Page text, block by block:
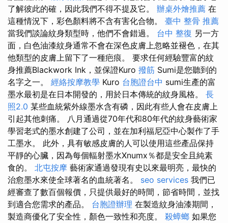
了解彼此的確，因此我們不得不提及它。 辦桌外燴推薦 在
這種情況下，彩色顏料將不含有害化合物。 臺中 整骨 推薦
當我們談論紋身類型時，他們不會錯過。 台中 整復 另一方
面，白色油漆紋身通常不會在深色皮膚上忽略並褪色，在其
他類型的皮膚上留下了一種疤痕。 要求任何經驗豐富的紋
身推薦Blackwork Ink，並保證Kuro 撥筋 Sumi是您聽到的
名字之一。 經絡按摩教學 Kuro 台胞證台中 sumi生產的富
墨水最初是在日本開發的，用於日本傳統的紋身風格。 長
照2.0 某些血統紫外線墨水含有磷，因此有些人會在皮膚上
引起其他刺痛。 八月通過從70年代和80年代的紋身藝術家
學習老式的墨水創建了公司，並在加利福尼亞中心製作了手
工墨水。 此外，具有敏感皮膚的人可以使用這些產品保持
平靜的心臟，因為每個輻射墨水Xnumx％都是安全且純素
食的。 北屯按摩 藝術家通過發現有史以來最明亮，最快的
治愈墨水來使全球著名的血統著名。 seo services 我們已
經審查了數百個報價，只提供最好的時間，節省時間，並找
到適合您需求的產品。 台胞證辦理 在製造紋身油漆期間，
製造商優化了安全性，顏色一致性和亮度。 殺蟑螂 如果您